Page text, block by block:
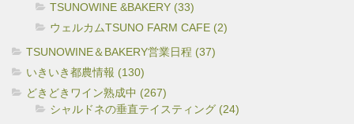
TSUNOWINE &BAKERY (33)
ウェルカムTSUNO FARM CAFE (2)
TSUNOWINE＆BAKERY営業日程 (37)
いきいき都農情報 (130)
どきどきワイン熟成中 (267)
シャルドネの垂直テイスティング (24)